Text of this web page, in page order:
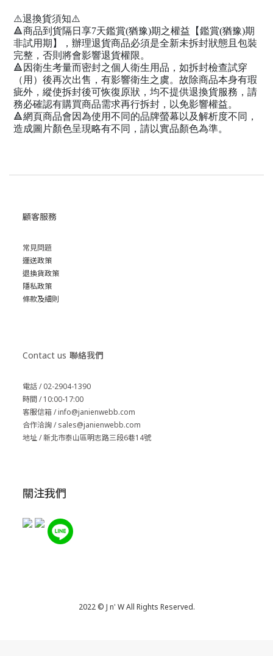
⚠️退換貨須知⚠️​
🔺商品到貨隔日享7天鑑賞(猶豫)期之權益【鑑賞(猶豫)期
非試用期】，辦理退貨商品必須是全新未拆封狀態且包裝
完整，否則將會影響退貨權限。​
🔺因衛生考量而密封之個人衛生用品，如拆封檢查試穿
（用）後再次出售，有影響衛生之虞。故除商品本身有瑕
疵外，縱使拆封後可恢復原狀，均不提供退換貨服務，請
務必確認有購買商品需求再行拆封，以免影響權益。​
🔺網頁商品會因為使用不同的品牌螢幕以及解析度不同，
造成圖片顏色呈現略有不同，請以實品顏色為準。
顧客服務
常見問題
運送政策
退換貨政策
隱私政策
條款及細則
Contact us 聯絡我們
電話 / 02-2904-1390
時間 / 10:00-17:00
客服信箱 / info@janienwebb.com
合作洽詢 / sales@janienwebb.com
地址 / 新北市泰山區明志路三段6巷14號
關注我們
2022 © J n' W All Rights Reserved.